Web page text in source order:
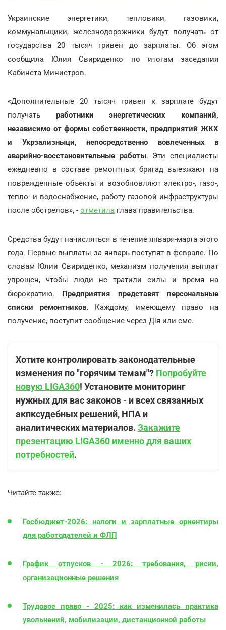
Украинские энергетики, тепловики, газовики,
коммунальщики, железнодорожники будут получать от
государства 20 тысяч гривен до зарплаты. Об этом
сообщила Юлия Свириденко по итогам заседания
Кабинета Министров.
«Дополнительные 20 тысяч гривен к зарплате будут
получать работники энергетических компаний,
независимо от формы собственности, предприятий ЖКХ
и Укрзализныци, непосредственно вовлеченных в
аварийно-восстановительные работы. Эти специалисты
ежедневно в составе ремонтных бригад выезжают на
поврежденные объекты и возобновляют электро-, газо-,
тепло- и водоснабжение, работу газовой инфраструктуры
после обстрелов», - отметила глава правительства.
Средства будут начисляться в течение января-марта этого
года. Первые выплаты за январь поступят в феврале. По
словам Юлии Свириденко, механизм получения выплат
упрощен, чтобы люди не тратили силы и время на
бюрократию. Предприятия представят персональные
списки ремонтников. Каждому, имеющему право на
получение, поступит сообщение через Дія или смс.
Хотите контролировать законодательные
изменения по "горячим темам"? Попробуйте
новую LIGA360! Установите мониторинг
нужных для вас законов - и всех связанных
акпксудебных решений, НПА и
аналитических материалов. Закажите
презентацию LIGA360 именно для ваших
потребностей.
Читайте также:
Госбюджет-2026: налоги и зарплатные ориентиры
для работодателей и ФЛП
График отпусков - 2026: требования, риски,
организационные решения
Трудовое право - 2025: как изменилась практика
увольнений, мобилизации, дистанционной работы